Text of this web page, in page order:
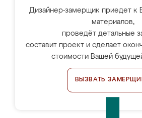
Дизайнер-замерщик приедет к
материалов,
проведёт детальные
составит проект и сделает
стоимости Вашей
ВЫЗВАТЬ